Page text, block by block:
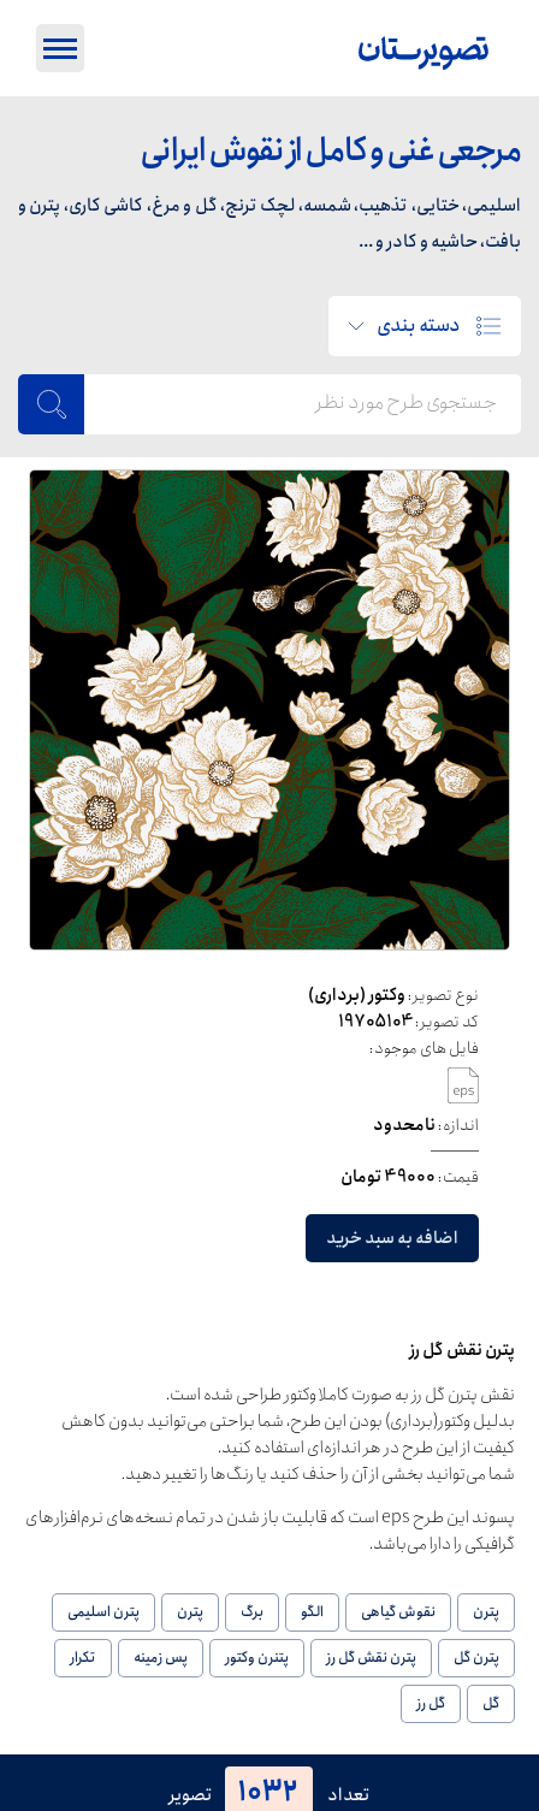
مرجعی غنی و کامل از نقوش ایرانی
اسلیمی، ختایی، تذهیب، شمسه، لچک ترنج، گل و مرغ، کاشی کاری، پترن و
بافت، حاشیه و کادر و ...
دسته بندی
نوع تصویر:وکتور (برداری)
کد تصویر:19705104
فایل های موجود:
اندازه:نامحدود
قیمت:49000 تومان
اضافه به سبد خرید
پترن نقش گل رز
نقش پترن گل رز به صورت کاملا وکتور طراحی شده است.
بدلیل وکتور(برداری) بودن این طرح، شما براحتی می‌توانید بدون کاهش
کیفیت از این طرح در هر اندازه‌ای استفاده کنید.
شما می‌توانید بخشی از آن را حذف کنید یا رنگ‌ها را تغییر دهید.
پسوند این طرح eps است که قابلیت باز شدن در تمام نسخه‌های نرم‌افزارهای
گرافیکی را دارا می‌باشد.
پترن نقوش گیاهی الگو برگ پترن
پترن اسلیمی
پترن گل
پترن نقش گل رز پتنرن وکتور پس زمینه
تکرار
گل
گل رز
تعداد 1032
تصویر